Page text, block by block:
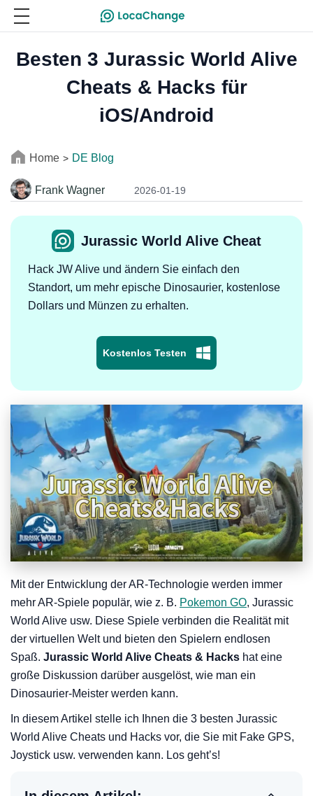
Besten 3 Jurassic World Alive
Cheats & Hacks für
iOS/Android
Home > DE Blog
Frank Wagner 2026-01-19
Jurassic World Alive Cheat
Hack JW Alive und ändern Sie einfach den
Standort, um mehr epische Dinosaurier, kostenlose
Dollars und Münzen zu erhalten.
Kostenlos Testen
Mit der Entwicklung der AR-Technologie werden immer
mehr AR-Spiele populär, wie z. B. Pokemon GO, Jurassic
World Alive usw. Diese Spiele verbinden die Realität mit
der virtuellen Welt und bieten den Spielern endlosen
Spaß. Jurassic World Alive Cheats & Hacks hat eine
große Diskussion darüber ausgelöst, wie man ein
Dinosaurier-Meister werden kann.
In diesem Artikel stelle ich Ihnen die 3 besten Jurassic
World Alive Cheats und Hacks vor, die Sie mit Fake GPS,
Joystick usw. verwenden kann. Los geht’s!